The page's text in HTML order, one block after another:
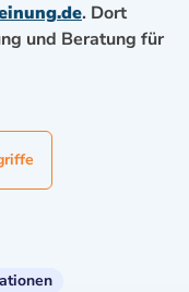
. Dort
und Beratung für